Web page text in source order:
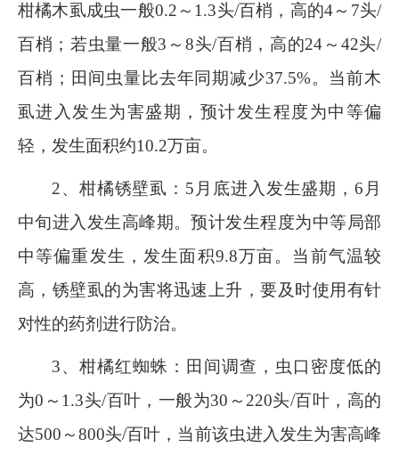
柑橘木虱成虫一般0.2 ～ 1.3头/百梢，高的4～ 7头/
百梢；若虫量一般3 ～ 8头/百梢，高的24 ～ 42头/
百梢；田间虫量比去年同期减少37.5%。当前木
虱进入发生为害盛期，预计发生程度为中等偏
轻，发生面积约10.2万亩。
2、柑橘锈壁虱： 5 月底进入发生盛期，6 月
中旬进入发生高峰期。预计发生程度为中等局部
中等偏重发生，发生面积9.8万亩。当前气温较
高，锈壁虱的为害将迅速上升，要及时使用有针
对性的药剂进行防治。
3、柑橘红蜘蛛：田间调查，虫口密度低的
为0 ～ 1.3头/百叶，一般为30 ～220头/百叶，高的
达500 ～800头/百叶，当前该虫进入发生为害高峰